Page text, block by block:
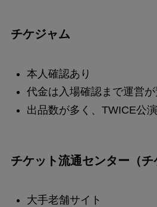
チケジャム
本人確認あり
代金は入場確認まで運営
出品数が多く、TWICE公
チケット流通センター（チ
大手老舗サイト